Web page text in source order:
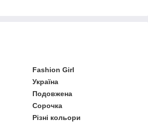
Fashion Girl
Україна
Подовжена
Сорочка
Різні кольори